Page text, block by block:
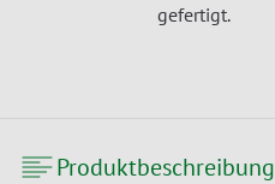
gefertigt.
Produktbeschreibung